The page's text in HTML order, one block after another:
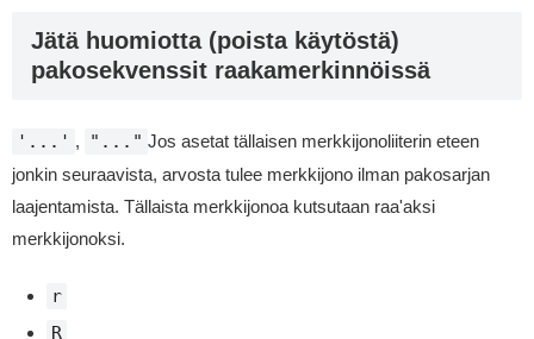
Jätä huomiotta (poista käytöstä)
pakosekvenssit raakamerkinnöissä
'...' , "..." Jos asetat tällaisen merkkijonoliiterin eteen
jonkin seuraavista, arvosta tulee merkkijono ilman pakosarjan
laajentamista. Tällaista merkkijonoa kutsutaan raa'aksi
merkkijonoksi.
r
R